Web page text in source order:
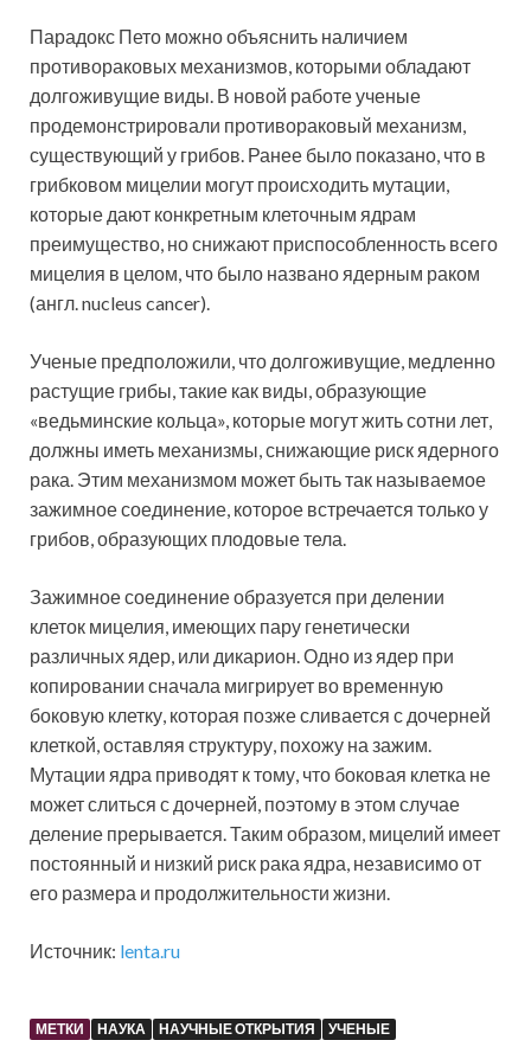
Парадокс Пето можно объяснить наличием
противораковых механизмов, которыми обладают
долгоживущие виды. В новой работе ученые
продемонстрировали противораковый механизм,
существующий у грибов. Ранее было показано, что в
грибковом мицелии могут происходить мутации,
которые дают конкретным клеточным ядрам
преимущество, но снижают приспособленность всего
мицелия в целом, что было названо ядерным раком
(англ. nucleus cancer).
Ученые предположили, что долгоживущие, медленно
растущие грибы, такие как виды, образующие
«ведьминские кольца», которые могут жить сотни лет,
должны иметь механизмы, снижающие риск ядерного
рака. Этим механизмом может быть так называемое
зажимное соединение, которое встречается только у
грибов, образующих плодовые тела.
Зажимное соединение образуется при делении
клеток мицелия, имеющих пару генетически
различных ядер, или дикарион. Одно из ядер при
копировании сначала мигрирует во временную
боковую клетку, которая позже сливается с дочерней
клеткой, оставляя структуру, похожу на зажим.
Мутации ядра приводят к тому, что боковая клетка не
может слиться с дочерней, поэтому в этом случае
деление прерывается. Таким образом, мицелий имеет
постоянный и низкий риск рака ядра, независимо от
его размера и продолжительности жизни.
Источник: lenta.ru
МЕТКИ НАУКА НАУЧНЫЕ ОТКРЫТИЯ УЧЕНЫЕ